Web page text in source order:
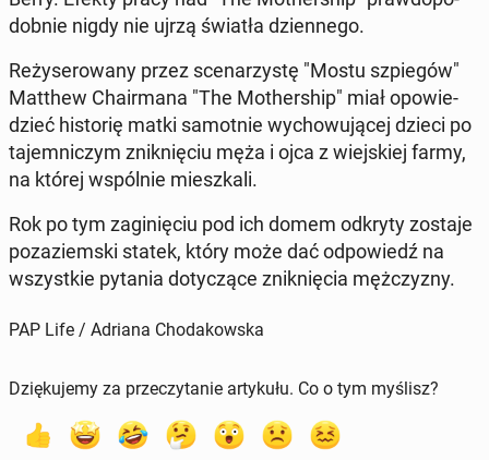
dob­nie nigdy nie ujrzą światła dzien­ne­go.
Re­ży­se­ro­wa­ny przez sce­na­rzy­stę "Mostu szpie­gów"
Matthew Cha­ir­ma­na "The Mo­ther­ship" miał opo­wie­
dzieć hi­sto­rię matki sa­mot­nie wy­cho­wu­ją­cej dzieci po
ta­jem­ni­czym znik­nię­ciu męża i ojca z wiej­skiej farmy,
na której wspól­nie miesz­ka­li.
Rok po tym za­gi­nię­ciu pod ich domem odkryty zostaje
po­za­ziem­ski statek, który może dać od­po­wiedź na
wszyst­kie pytania do­ty­czą­ce znik­nię­cia męż­czy­zny.
PAP Life / Adriana Chodakowska
Dziękujemy za przeczytanie artykułu. Co o tym myślisz?